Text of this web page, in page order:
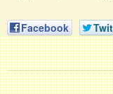
Facebook